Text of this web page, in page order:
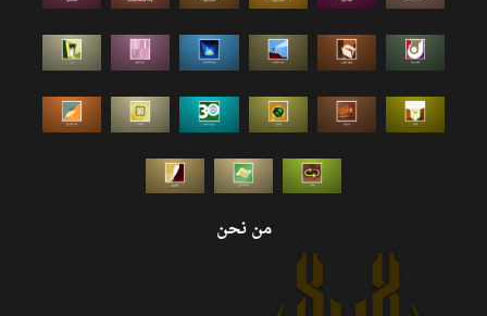
من نحن